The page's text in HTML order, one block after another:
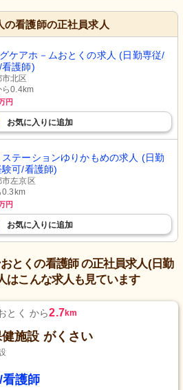
の看護師の正社員求人
ケアホ－ムおとくの求人 (日勤専従/
護師)
北区
ら0.4km
円
お気に入り に追加
テーションゆりかもめの求人 (日勤
可/看護師)
左京区
0.3km
円
お気に入り に追加
とくの看護師 の正社員求人(日勤
はこんな求人も見ています
とく から2.7km
施設 がくさい
護師